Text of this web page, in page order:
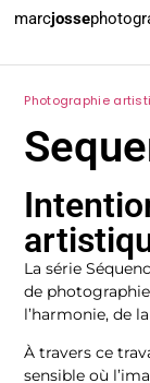
marcjosse
Photographie
La série
de
l’harmonie, de
À travers ce
sensible où